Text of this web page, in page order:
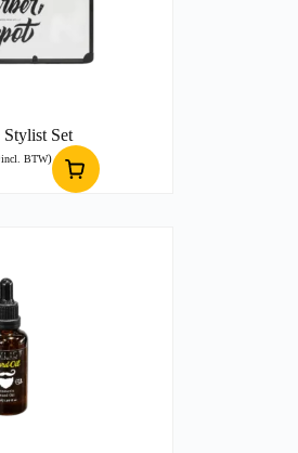
Set
incl. BTW)